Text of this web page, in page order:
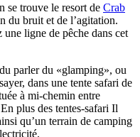
se trouve le resort de Crab
du bruit et de l’agitation.
ligne de pêche dans cet
parler du «glamping», ou
dans une tente safari de
à mi-chemin entre
plus des tentes-safari Il
qu’un terrain de camping